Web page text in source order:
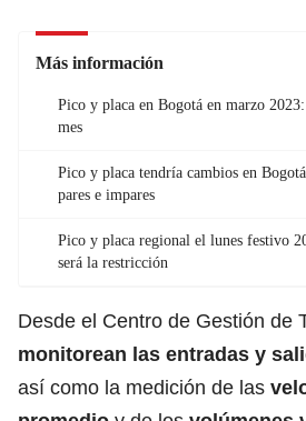
Más información
Pico y placa en Bogotá en marzo
mes
Pico y placa tendría cambios en
pares e impares
Pico y placa regional el lunes festivo
será la restricción
Desde el Centro de Gestión de
monitorean las entradas y
así como la medición de las